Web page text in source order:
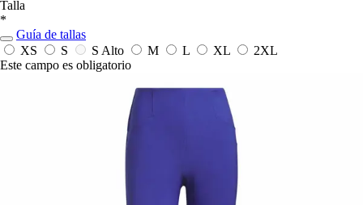
Talla
*
Guía de tallas
XS
S S Alto M L XL
2XL
Este campo es obligatorio